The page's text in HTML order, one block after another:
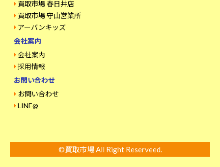
買取市場 春日井店
買取市場 守山営業所
アーバンキッズ
会社案内
会社案内
採用情報
お問い合わせ
お問い合わせ
LINE@
©買取市場 All Right Reserveed.